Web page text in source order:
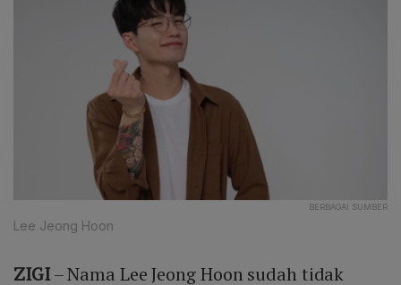
BERBAGAI SUMBER
Lee Jeong Hoon
ZIGI– Nama Lee Jeong Hoon sudah tidak